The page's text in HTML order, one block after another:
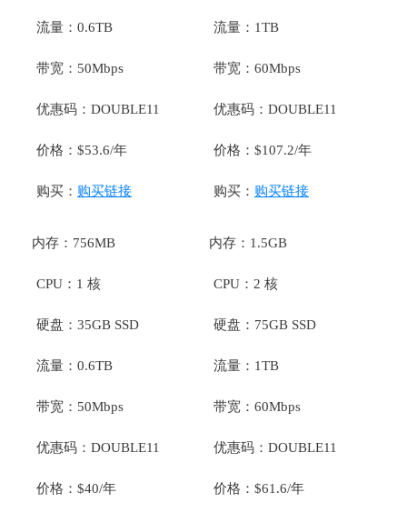
流量：0.6TB
带宽：50Mbps
优惠码：DOUBLE11
价格：$53.6/年
购买： 购买链接
流量：1TB
带宽：60Mbps
优惠码：DOUBLE11
价格：$107.2/年
购买： 购买链接
内存：756MB
CPU：1 核
硬盘：35GB SSD
流量：0.6TB
带宽：50Mbps
优惠码：DOUBLE11
价格：$40/年
内存：1.5GB
CPU：2 核
硬盘：75GB SSD
流量：1TB
带宽：60Mbps
优惠码：DOUBLE11
价格：$61.6/年